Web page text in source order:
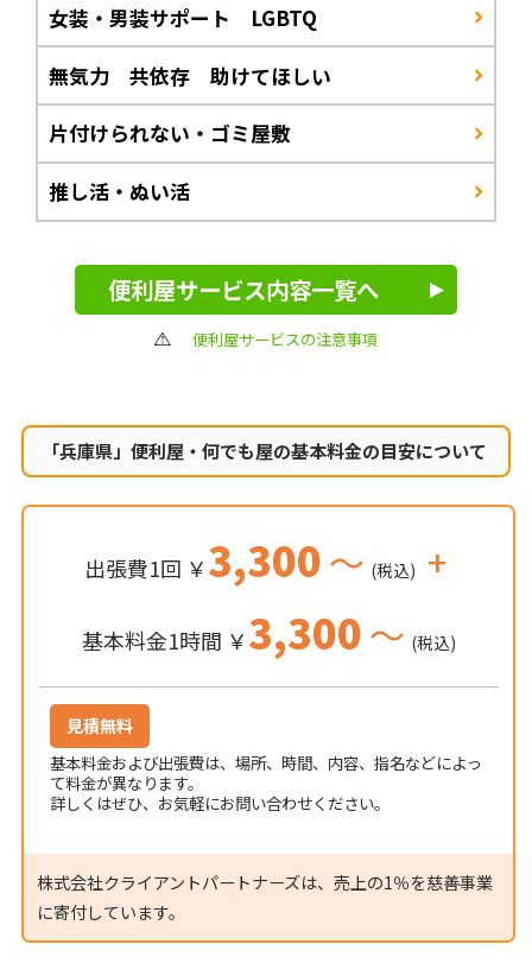
女装・男装サポート LGBTQ
無気力 共依存 助けてほしい
片付けられない・ゴミ屋敷
推し活・ぬい活
便利屋サービス内容一覧へ
便利屋サービスの注意事項
「兵庫県」便利屋・何でも屋の基本料金の目安について
出張費1回 ￥3,300～ (税込) +
基本料金1時間 ￥3,300～ (税込)
見積無料
基本料金および出張費は、場所、時間、内容、指名などによっ
て料金が異なります。
詳しくはぜひ、お気軽にお問い合わせください。
株式会社クライアントパートナーズは、売上の1％を慈善事業
に寄付しています。